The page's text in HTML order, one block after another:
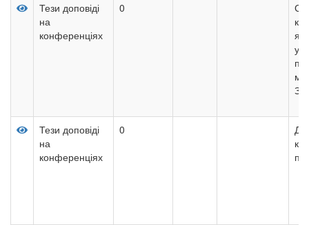
Тези доповіді
на
конференціях
0
як
Тези доповіді
на
конференціях
0